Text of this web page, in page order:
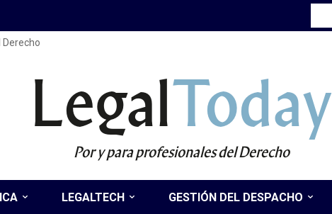
Derecho
LegalToday
Por y para profesionales del Derecho
LEGALTECH GESTIÓN DEL DESPACHO